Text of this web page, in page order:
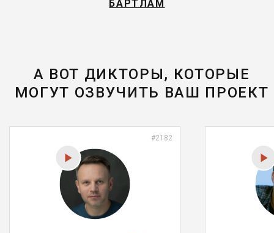
БАРТЛАМ
А ВОТ ДИКТОРЫ, КОТОРЫЕ
МОГУТ ОЗВУЧИТЬ ВАШ ПРОЕКТ
#2182